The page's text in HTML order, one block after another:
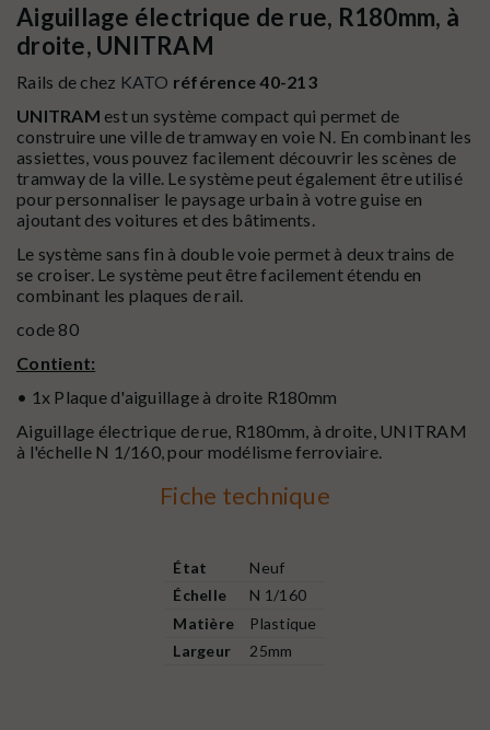
Aiguillage électrique de rue, R180mm, à
droite, UNITRAM
Rails de chez KATO référence40-213
UNITRAM est un système compact qui permet de
construire une ville de tramway en voie N. En combinant les
assiettes, vous pouvez facilement découvrir les scènes de
tramway de la ville. Le système peut également être utilisé
pour personnaliser le paysage urbain à votre guise en
ajoutant des voitures et des bâtiments.
Le système sans fin à double voie permet à deux trains de
se croiser. Le système peut être facilement étendu en
combinant les plaques de rail.
code 80
Contient:
• 1x Plaque d'aiguillage à droite R180mm
Aiguillage électrique de rue, R180mm, à droite, UNITRAM
à l'échelle N 1/160, pour modélisme ferroviaire.
Fiche technique
État
Neuf
Échelle
N 1/160
Matière
Plastique
Largeur
25mm